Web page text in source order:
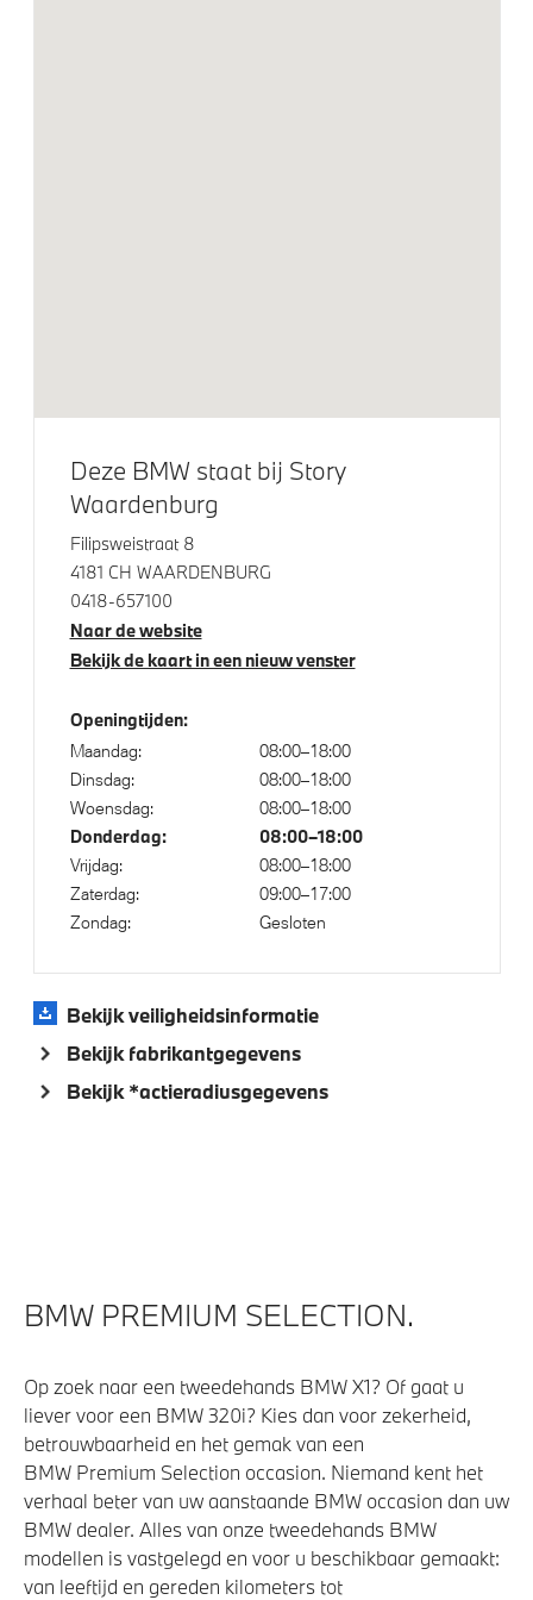
Actieve Voetgangersbescherming
Isofix bevestiging passagierstoel voor
Deze BMW staat bij Story
Waardenburg
Filipsweistraat 8
4181 CH WAARDENBURG
0418-657100
Naar de website
Bekijk de kaart in een nieuw venster
Openingtijden:
Maandag:
08:00–18:00
Dinsdag:
08:00–18:00
Woensdag:
08:00–18:00
Donderdag: 08:00–18:00
Vrijdag:
08:00–18:00
Zaterdag:
09:00–17:00
Zondag:
Gesloten
Bekijk veiligheidsinformatie
Bekijk fabrikantgegevens
Bekijk *actieradiusgegevens
BMW PREMIUM SELECTION.
Op zoek naar een tweedehands BMW X1? Of gaat u
liever voor een BMW 320i? Kies dan voor zekerheid,
betrouwbaarheid en het gemak van een
BMW Premium Selection occasion. Niemand kent het
verhaal beter van uw aanstaande BMW occasion dan uw
BMW dealer. Alles van onze tweedehands BMW
modellen is vastgelegd en voor u beschikbaar gemaakt:
van leeftijd en gereden kilometers tot